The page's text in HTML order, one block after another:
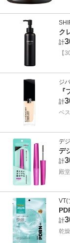
ク
計
【
ジ
計
ベ
デ
デ
計
殿
VT(
計
乾